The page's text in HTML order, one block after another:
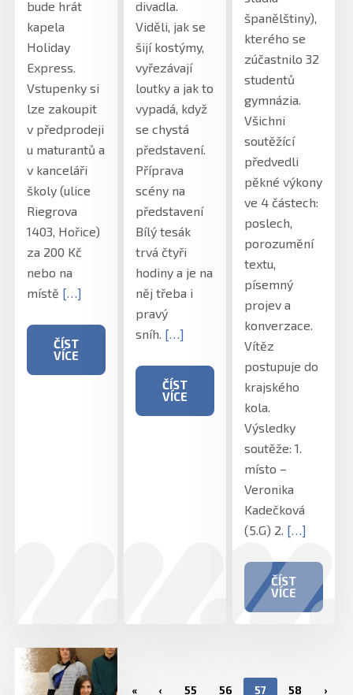
bude hrát
kapela
Holiday
Express.
Vstupenky si
lze zakoupit
v předprodeji
u maturantů a
v kanceláři
školy (ulice
Riegrova
1403, Hořice)
za 200 Kč
nebo na
místě […]
ČÍST
VÍCE
divadla.
Viděli, jak se
šijí kostýmy,
vyřezávají
loutky a jak to
vypadá, když
se chystá
představení.
Příprava
scény na
představení
Bílý tesák
trvá čtyři
hodiny a je na
něj třeba i
pravý
sníh. […]
ČÍST
VÍCE
španělštiny),
kterého se
zúčastnilo 32
studentů
gymnázia.
Všichni
soutěžící
předvedli
pěkné výkony
ve 4 částech:
poslech,
porozumění
textu,
písemný
projev a
konverzace.
Vítěz
postupuje do
krajského
kola.
Výsledky
soutěže: 1.
místo –
Veronika
Kadečková
(5.G) 2. […]
ČÍST
VÍCE
« ‹ 55 56 57 58 ›